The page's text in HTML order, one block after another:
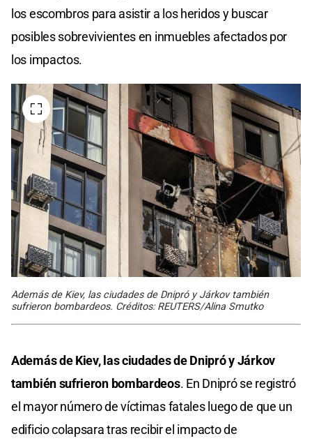
los escombros para asistir a los heridos y buscar
posibles sobrevivientes en inmuebles afectados por
los impactos.
Además de Kiev, las ciudades de Dnipró y Járkov también
sufrieron bombardeos. Créditos: REUTERS/Alina Smutko
Además de Kiev, las ciudades de Dnipró y Járkov
también sufrieron bombardeos. En Dnipró se registró
el mayor número de víctimas fatales luego de que un
edificio colapsara tras recibir el impacto de